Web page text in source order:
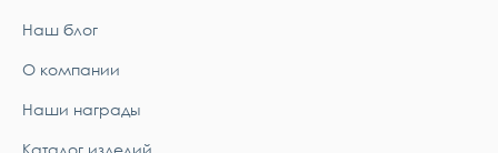
Наш блог
О компании
Наши награды
Каталог изделий